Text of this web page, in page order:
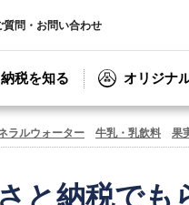
質問・お問い合わせ
税を知る オリジナ
ラルウォーター 牛乳・乳飲料 果
と納税でも